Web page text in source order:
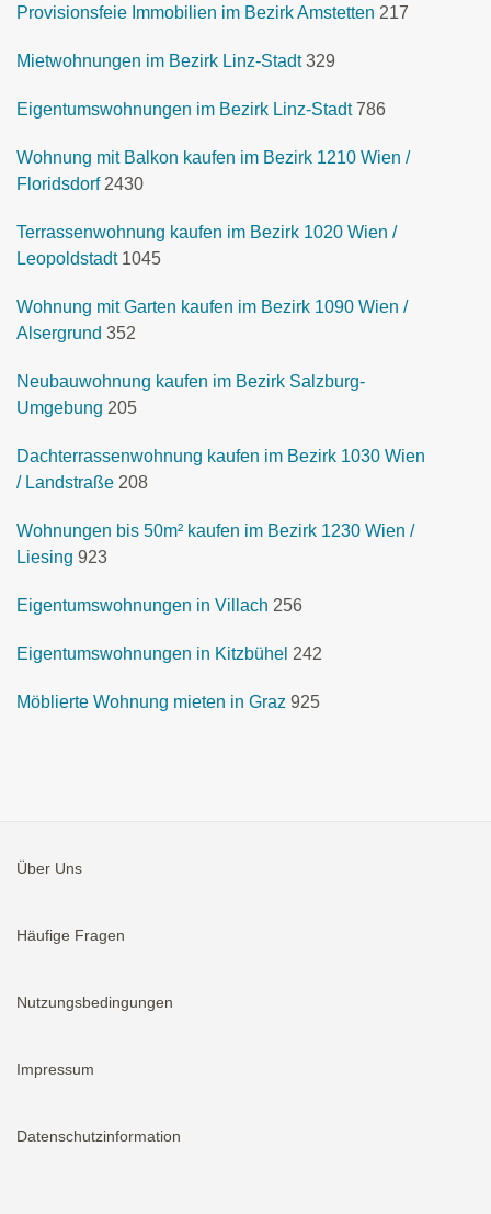
Provisionsfeie Immobilien im Bezirk Amstetten 217
Mietwohnungen im Bezirk Linz-Stadt 329
Eigentumswohnungen im Bezirk Linz-Stadt 786
Wohnung mit Balkon kaufen im Bezirk 1210 Wien /
Floridsdorf 2430
Terrassenwohnung kaufen im Bezirk 1020 Wien /
Leopoldstadt 1045
Wohnung mit Garten kaufen im Bezirk 1090 Wien /
Alsergrund 352
Neubauwohnung kaufen im Bezirk Salzburg-
Umgebung 205
Dachterrassenwohnung kaufen im Bezirk 1030 Wien
/ Landstraße 208
Wohnungen bis 50m² kaufen im Bezirk 1230 Wien /
Liesing 923
Eigentumswohnungen in Villach 256
Eigentumswohnungen in Kitzbühel 242
Möblierte Wohnung mieten in Graz 925
Über Uns
Häufige Fragen
Nutzungsbedingungen
Impressum
Datenschutzinformation